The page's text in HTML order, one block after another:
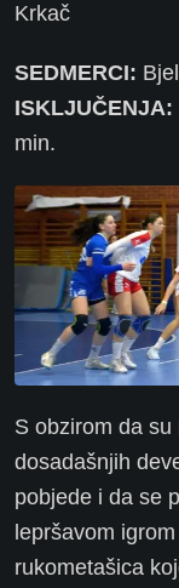
Krkač
SEDMERCI:
ISKLJUČENJA:
min.
S obzirom da
dosadašnjih
pobjede i da se
lepršavom
rukometašica